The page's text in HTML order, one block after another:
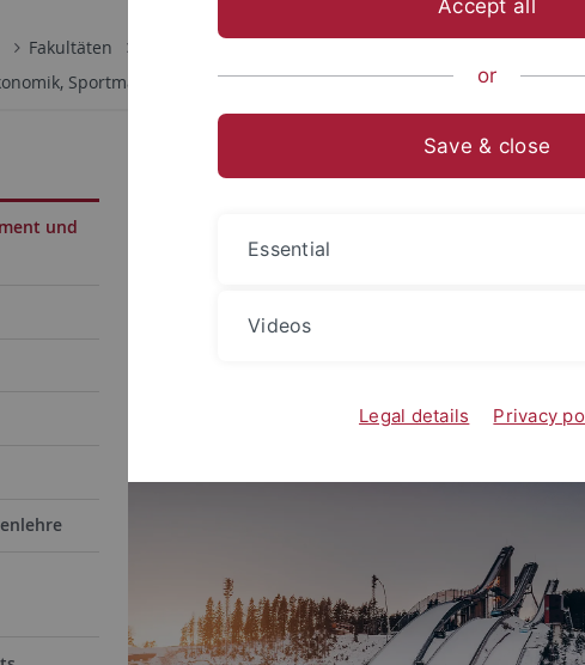
Fakultäten
Sportmanagement und Sportpublizistik
und
11.03.2021
Internationale Presse
11.03.2021 – Punktrichter im
Land. Über dieses Ergebnis einer
Tim Pawlowski, die bald im
berichteten kürzlich zahlreiche
Accept all
or
Save & close
Essential
Videos
Legal details Privacy